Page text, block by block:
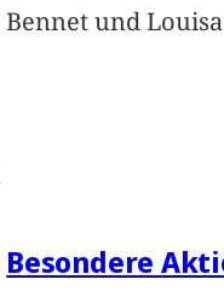
Bennet und
Besondere